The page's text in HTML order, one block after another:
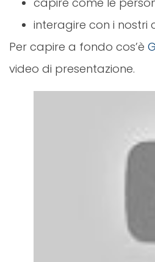
interagire con i nostri
Per capire a fondo cos’è
video di presentazione.